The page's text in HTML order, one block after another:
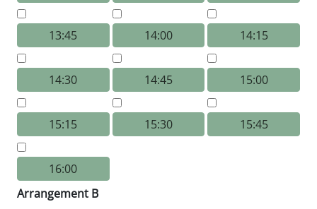
13:45 14:00 14:15
14:30 14:45 15:00
15:15 15:30 15:45
16:00
Arrangement B